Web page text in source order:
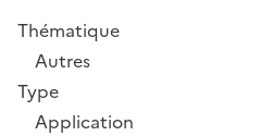
Thématique
Autres
Type
Application